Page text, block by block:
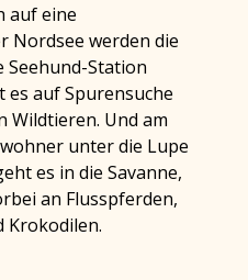
auf eine
Nordsee werden die
Seehund-Station
es auf Spurensuche
Wildtieren. Und am
unter die Lupe
es in die Savanne,
an Flusspferden,
Krokodilen.